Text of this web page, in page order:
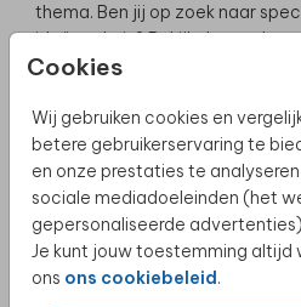
Cookies
Wij gebruiken cookies en
betere gebruikerservaring te
en onze prestaties te
sociale mediadoeleinden (het
gepersonaliseerde
Je kunt jouw toestemming altijd
ons ons cookiebeleid.
thema. Ben jij op zoek naar
ideëen thuis? Bekijk dan
Regel een champagne ontbijt
Stel, onder het genot van een
visionboard samen met je
Dry January? Ga voor een
de lekkerste drankjes.
Nieuwjaarsborrel